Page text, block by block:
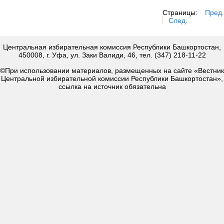
Страницы:
Пред.
След.
Центральная избирательная комиссия Республики Башкортостан,
450008, г. Уфа, ул. Заки Валиди, 46, тел. (347) 218-11-22
©При использовании материалов, размещенных на сайте «Вестник
Центральной избирательной комиссии Республики Башкортостан»,
ссылка на источник обязательна